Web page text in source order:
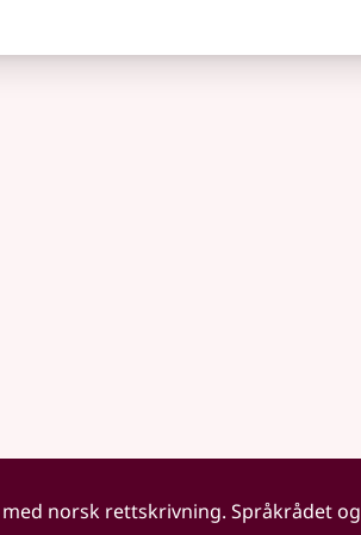
norsk rettskrivning. Språkrådet og